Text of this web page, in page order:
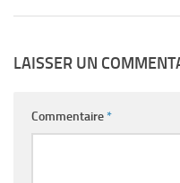
LAISSER UN
Commentaire*